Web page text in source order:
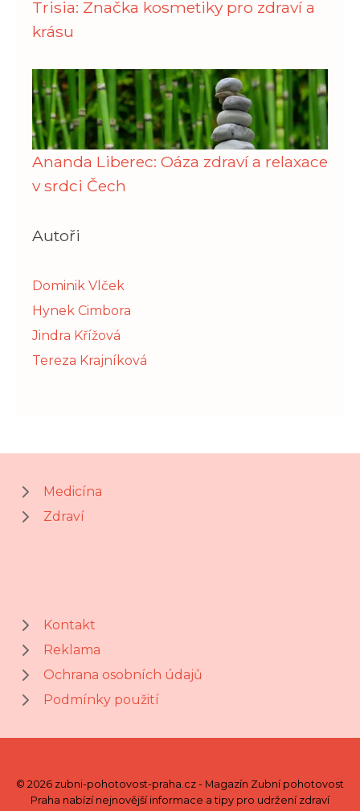
Trisia: Značka kosmetiky pro zdraví a
krásu
Ananda Liberec: Oáza zdraví a relaxace
v srdci Čech
Autoři
Dominik Vlček
Hynek Cimbora
Jindra Křížová
Tereza Krajníková
Medicína
Zdraví
Kontakt
Reklama
Ochrana osobních údajů
Podmínky použití
© 2026 zubni-pohotovost-praha.cz - Magazín Zubní pohotovost
Praha nabízí nejnovější informace a tipy pro udržení zdraví